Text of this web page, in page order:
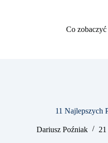
Co
11 Najlepszych
Dariusz Poźniak